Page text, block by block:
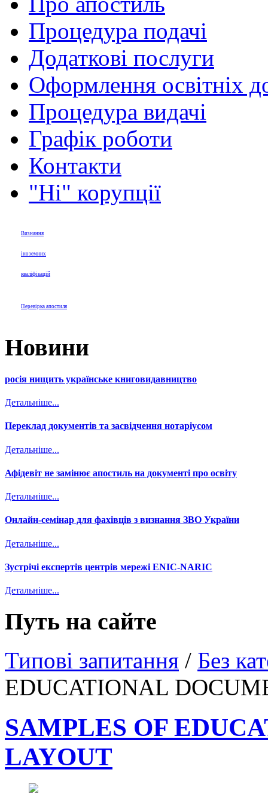
Процедура подачі
Додаткові послуги
Оформлення освітніх
Процедура видачі
Графік роботи
Контакти
"Ні" корупції
Визнання
іноземних
кваліфікацій
Перевірка апостиля
Новини
росія нищить українське книговидавництво
Детальніше...
Переклад документів та засвідчення нотаріусом
Детальніше...
Афідевіт не замінює апостиль на документі про освіту
Детальніше...
Онлайн-семінар для фахівців з визнання ЗВО України
Детальніше...
Зустрічі експертів центрів мережі ENIC-NARIC
Детальніше...
Путь на сайте
Типові запитання / Без
EDUCATIONAL
SAMPLES OF
LAYOUT